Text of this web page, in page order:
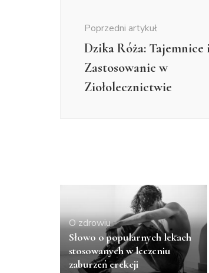
Poprzedni artykuł
Dzika Róża: Tajemnice
Zastosowanie w
Ziołolecznictwie
O zdrowiu
Słowo o popularnych lekach
stosowanych w leczeniu
zaburzeń erekcji